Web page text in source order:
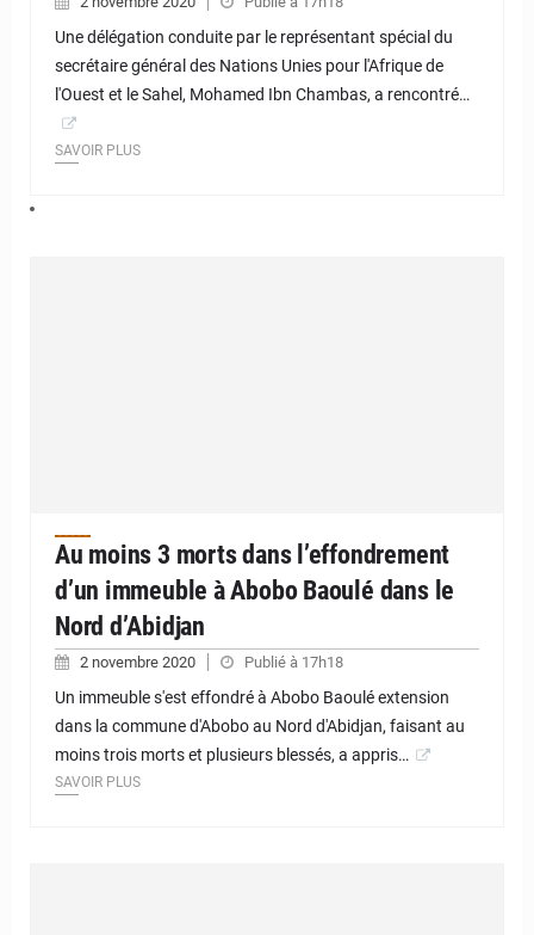
Une délégation conduite par le représentant spécial du
secrétaire général des Nations Unies pour l'Afrique de
l'Ouest et le Sahel, Mohamed Ibn Chambas, a rencontré…
SAVOIR PLUS
Au moins 3 morts dans l’effondrement
d’un immeuble à Abobo Baoulé dans le
Nord d’Abidjan
2 novembre 2020 Publié à 17h18
Un immeuble s'est effondré à Abobo Baoulé extension
dans la commune d'Abobo au Nord d'Abidjan, faisant au
moins trois morts et plusieurs blessés, a appris…
SAVOIR PLUS